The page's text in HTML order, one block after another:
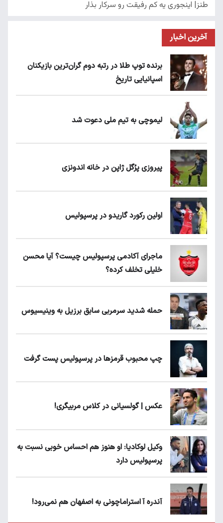
آخرین اخبار
برنده توپ طلا در رتبه دوم گران‌ترین بازیکنان
اسپانیایی تاریخ
لیموچی به تیم ملی دعوت شد
پیروزی پرُگل ژاپن در خانه اندونزی
اولین رکورد گاریدو در پرسپولیس
ماجرای آکادمی پرسپولیس چیست؟ آیا محسن
خلیلی تخلف کرده؟
حمله شدید سرمربی سابق برزیل به وینیسیوس
چپ محبوب قرمزها در پرسپولیس پست گرفت
عکس | گولسیانی در کلاس مربیگری!
وکیل لوکادیا: او هنوز هم احساس خوبی نسبت به
پرسپولیس دارد
آندره آ استراماچونی به اصفهان هم نمی‌رود!